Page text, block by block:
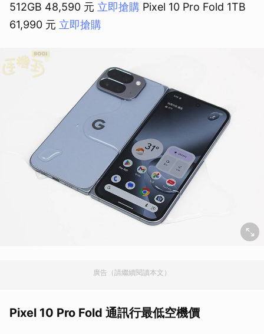
512GB 48,590 元 立即搶購 Pixel 10 Pro Fold 1TB
61,990 元 立即搶購
廣告（請繼續閱讀本文）
Pixel 10 Pro Fold 通訊行最低空機價